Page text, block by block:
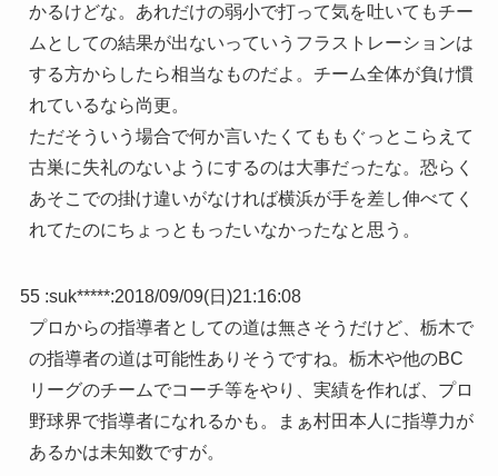
かるけどな。あれだけの弱小で打って気を吐いてもチー
ムとしての結果が出ないっていうフラストレーションは
する方からしたら相当なものだよ。チーム全体が負け慣
れているなら尚更。
ただそういう場合で何か言いたくてももぐっとこらえて
古巣に失礼のないようにするのは大事だったな。恐らく
あそこでの掛け違いがなければ横浜が手を差し伸べてく
れてたのにちょっともったいなかったなと思う。
55 :suk*****:2018/09/09(日)21:16:08
プロからの指導者としての道は無さそうだけど、栃木で
の指導者の道は可能性ありそうですね。栃木や他のBC
リーグのチームでコーチ等をやり、実績を作れば、プロ
野球界で指導者になれるかも。まぁ村田本人に指導力が
あるかは未知数ですが。